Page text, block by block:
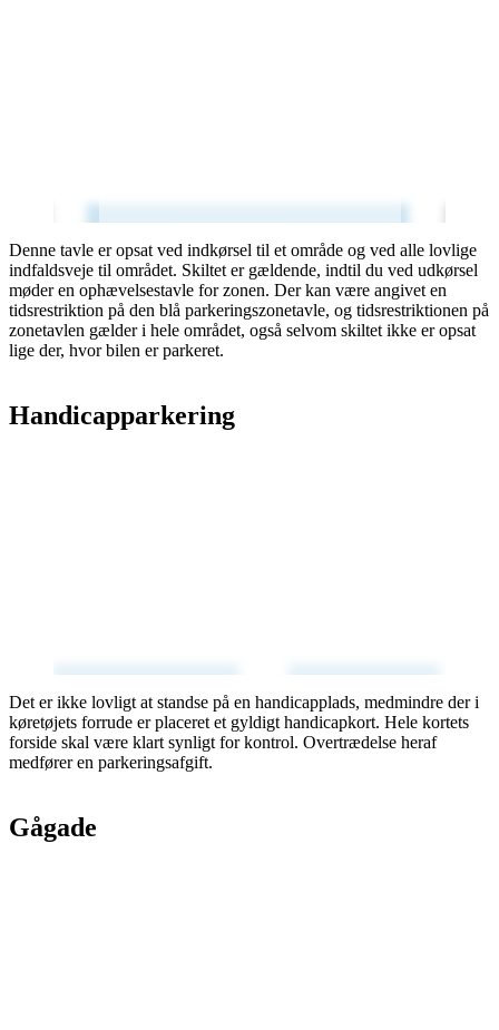
Denne tavle er opsat ved indkørsel til et område og ved alle lovlige
indfaldsveje til området. Skiltet er gældende, indtil du ved udkørsel
møder en ophævelsestavle for zonen. Der kan være angivet en
tidsrestriktion på den blå parkeringszonetavle, og tidsrestriktionen på
zonetavlen gælder i hele området, også selvom skiltet ikke er opsat
lige der, hvor bilen er parkeret.
Handicapparkering
Det er ikke lovligt at standse på en handicapplads, medmindre der i
køretøjets forrude er placeret et gyldigt handicapkort. Hele kortets
forside skal være klart synligt for kontrol. Overtrædelse heraf
medfører en parkeringsafgift.
Gågade